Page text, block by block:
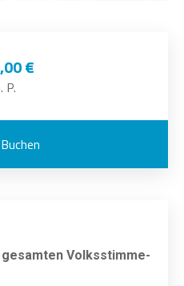
€
P.
gesamten Volksstimme-